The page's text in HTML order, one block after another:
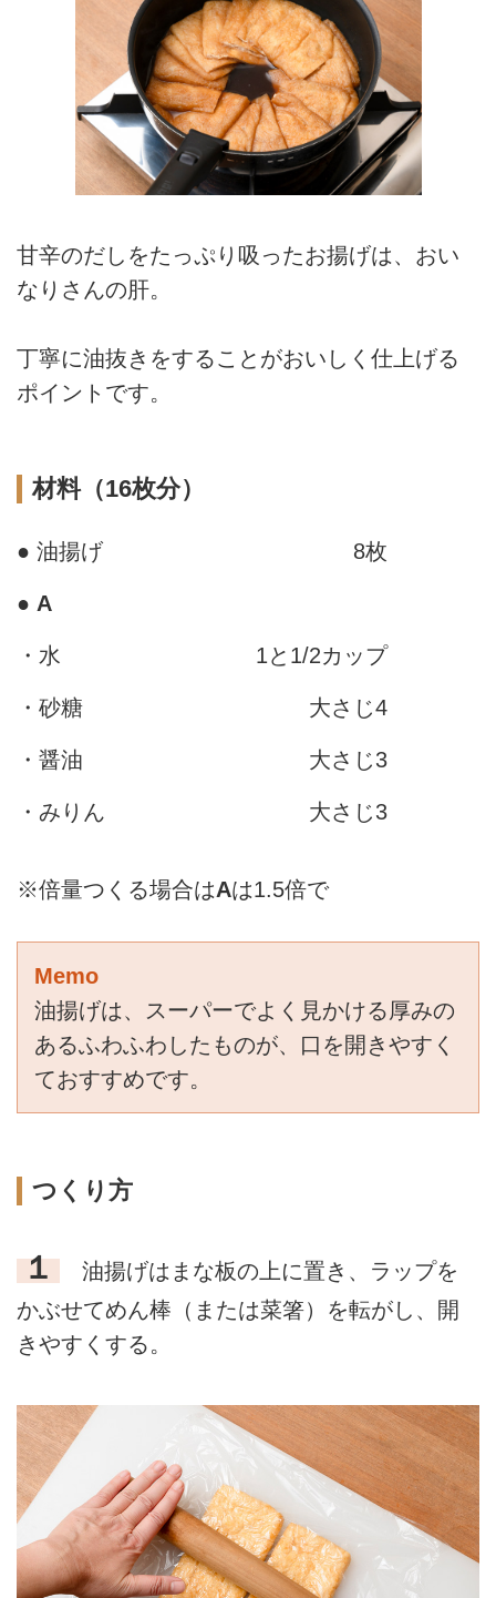
甘辛のだしをたっぷり吸ったお揚げは、おい
なりさんの肝。
丁寧に油抜きをすることがおいしく仕上げる
ポイントです。
材料（16枚分）
● 油揚げ 8枚
● A
・水 1と1/2カップ
・砂糖 大さじ4
・醤油 大さじ3
・みりん 大さじ3
※倍量つくる場合はAは1.5倍で
Memo
油揚げは、スーパーでよく見かける厚みの
あるふわふわしたものが、口を開きやすく
ておすすめです。
つくり方
１
油揚げはまな板の上に置き、ラップを
かぶせてめん棒（または菜箸）を転がし、開
きやすくする。